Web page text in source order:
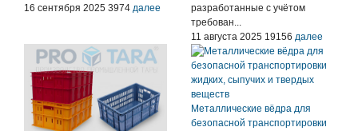
16 сентября 2025 3974 далее
разработанные с учётом
требован...
11 августа 2025 19156 далее
Металлические вёдра для
безопасной транспортировки